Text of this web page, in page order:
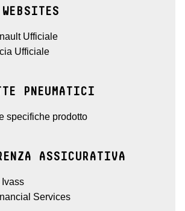
Ufficiale
Ufficiale
PNEUMATICI
specifiche prodotto
ASSICURATIVA
Ivass
Services